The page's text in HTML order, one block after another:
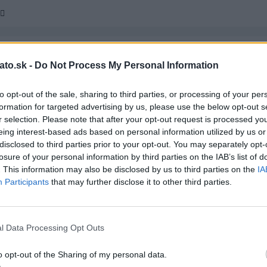
- Do Not Process My Personal Information
opt-out of the sale, sharing to third parties, or processing of your
for targeted advertising by us, please use the below opt-out
selection. Please note that after your opt-out request is processed
interest-based ads based on personal information utilized by us
to third parties prior to your opt-out. You may separately
of your personal information by third parties on the IAB’s list of
This information may also be disclosed by us to third parties on the
Participants that may further disclose it to other third parties.
Data Processing Opt Outs
opt-out of the Sharing of my personal data.
4 roky ago 1 mins
sme vás informovali o super zlepšovkáku, v podobe slipoch, ktoré
na jednoduchú podprsenku a opäť tu máje ďalší super nápad.
sú legíny. Stačí keď z nich trochu odstrihnete a máte z
naozaj výnimočné. Viac vo videu. Radynadzlato.sk
rokov nevyhadzuje staré fľaše, až uvidíte
robí, spadne vám sánka